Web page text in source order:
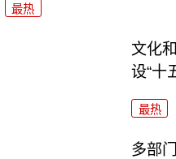
最热
文化
设“十
最热
多部